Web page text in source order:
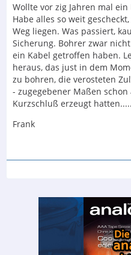
Wollte vor zig Jahren mal
Habe alles so weit
Weg liegen. Was passiert,
Sicherung. Bohrer zwar
ein Kabel getroffen haben.
heraus, das just in dem
zu bohren, die verosteten
- zugegebener Maßen
Kurzschluß erzeugt
Frank